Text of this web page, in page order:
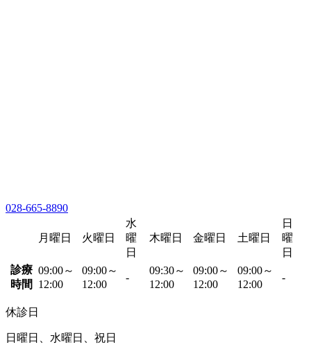
028-665-8890
月曜日 火曜日
水
曜
日
木曜日 金曜日 土曜日
日
曜
日
診療
時間
09:00～
12:00
09:00～
12:00
-
09:30～
12:00
09:00～
12:00
09:00～
12:00
-
休診日
日曜日、水曜日、祝日